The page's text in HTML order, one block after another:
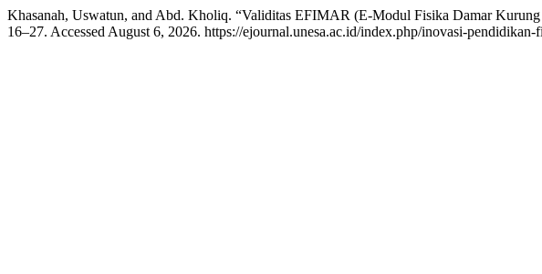
Khasanah, Uswatun, and Abd. Kholiq. “Validitas EFIMAR (E-Modul Fisika Damar
16–27. Accessed August 6, 2026. https://ejournal.unesa.ac.id/index.php/inovasi-